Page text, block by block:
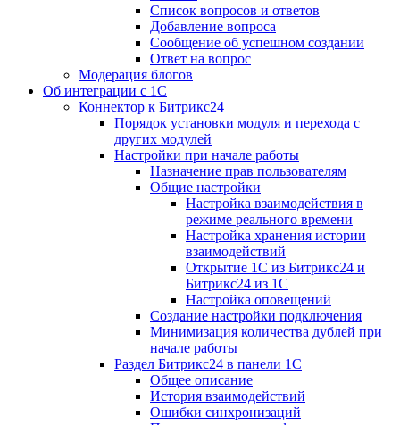
Список вопросов и ответов
Добавление вопроса
Сообщение об успешном создании
Ответ на вопрос
Модерация блогов
Об интеграции с 1С
Коннектор к Битрикс24
Порядок установки модуля и перехода с
других модулей
Настройки при начале работы
Назначение прав пользователям
Общие настройки
Настройка взаимодействия в
режиме реального времени
Настройка хранения истории
взаимодействий
Открытие 1С из Битрикс24 и
Битрикс24 из 1С
Настройка оповещений
Создание настройки подключения
Минимизация количества дублей при
начале работы
Раздел Битрикс24 в панели 1С
Общее описание
История взаимодействий
Ошибки синхронизаций